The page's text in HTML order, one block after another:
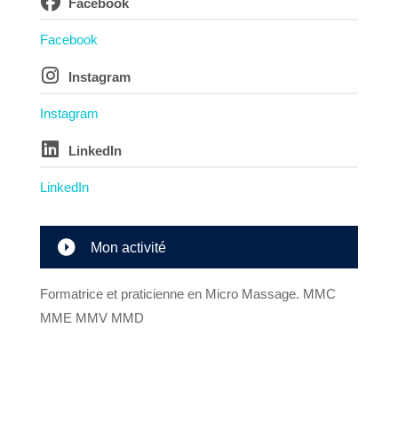
Facebook
Facebook
Instagram
Instagram
LinkedIn
LinkedIn
Mon activité
Formatrice et praticienne en Micro Massage. MMC
MME MMV MMD